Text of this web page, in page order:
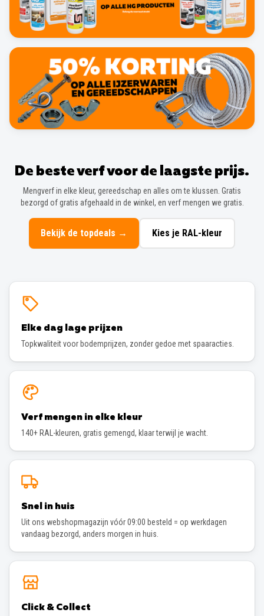
De beste verf voor de laagste prijs.
Mengverf in elke kleur, gereedschap en alles om te klussen. Gratis
bezorgd of gratis afgehaald in de winkel, en verf mengen we gratis.
Bekijk de topdeals → Kies je RAL-kleur
Elke dag lage prijzen
Topkwaliteit voor bodemprijzen, zonder gedoe met spaaracties.
Verf mengen in elke kleur
140+ RAL-kleuren, gratis gemengd, klaar terwijl je wacht.
Snel in huis
Uit ons webshopmagazijn vóór 09:00 besteld = op werkdagen
vandaag bezorgd, anders morgen in huis.
Click & Collect